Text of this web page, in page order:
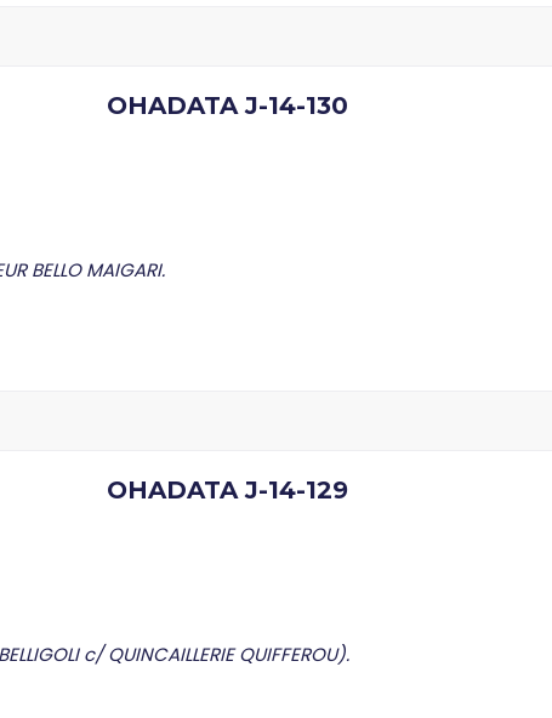
OHADATA J-14-130
BELLO MAIGARI.
OHADATA J-14-129
c/ QUINCAILLERIE QUIFFEROU).